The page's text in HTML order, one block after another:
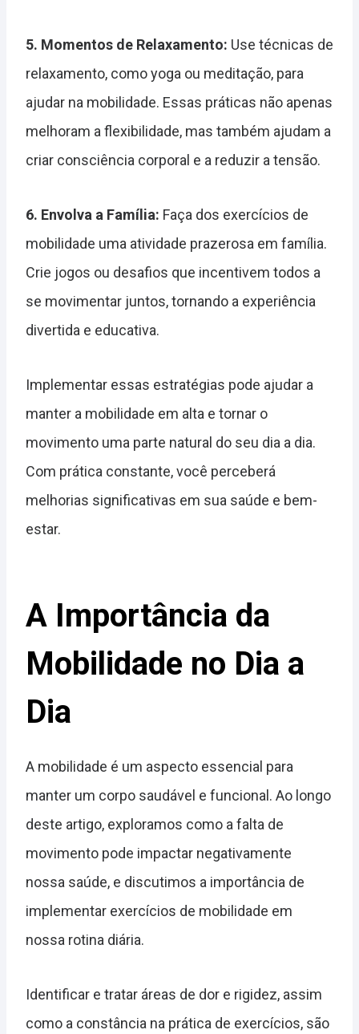
5. Momentos de Relaxamento: Use técnicas de
relaxamento, como yoga ou meditação, para
ajudar na mobilidade. Essas práticas não apenas
melhoram a flexibilidade, mas também ajudam a
criar consciência corporal e a reduzir a tensão.
6. Envolva a Família: Faça dos exercícios de
mobilidade uma atividade prazerosa em família.
Crie jogos ou desafios que incentivem todos a
se movimentar juntos, tornando a experiência
divertida e educativa.
Implementar essas estratégias pode ajudar a
manter a mobilidade em alta e tornar o
movimento uma parte natural do seu dia a dia.
Com prática constante, você perceberá
melhorias significativas em sua saúde e bem-
estar.
A Importância da
Mobilidade no Dia a
Dia
A mobilidade é um aspecto essencial para
manter um corpo saudável e funcional. Ao longo
deste artigo, exploramos como a falta de
movimento pode impactar negativamente
nossa saúde, e discutimos a importância de
implementar exercícios de mobilidade em
nossa rotina diária.
Identificar e tratar áreas de dor e rigidez, assim
como a constância na prática de exercícios, são